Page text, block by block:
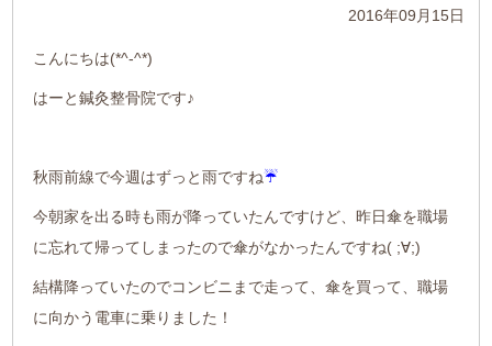
2016年09月15日
こんにちは(*^-^*)
はーと鍼灸整骨院です♪
秋雨前線で今週はずっと雨ですね☔
今朝家を出る時も雨が降っていたんですけど、昨日傘を職場
に忘れて帰ってしまったので傘がなかったんですね( ;∀;)
結構降っていたのでコンビニまで走って、傘を買って、職場
に向かう電車に乗りました！